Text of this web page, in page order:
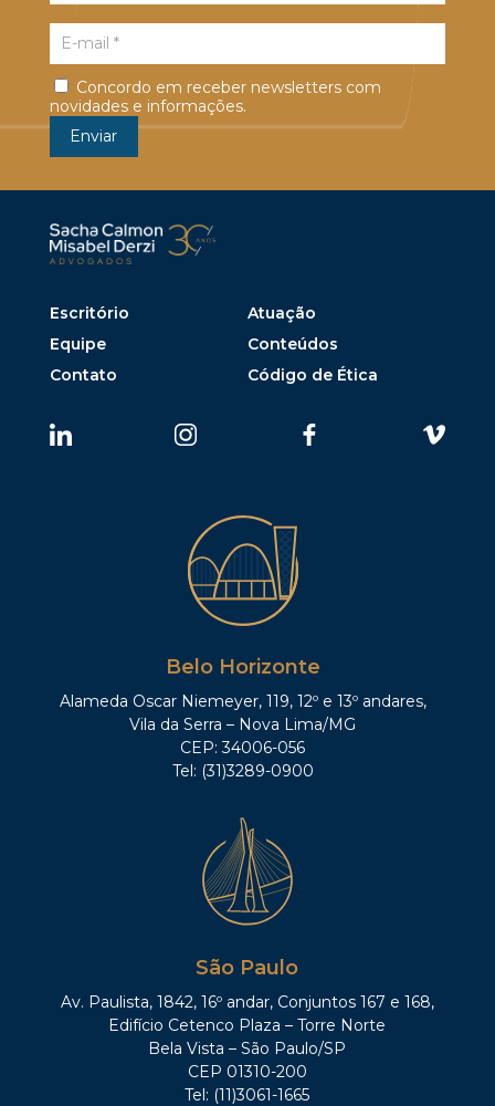
Concordo em receber newsletters com
novidades e informações.
Escritório
Atuação
Equipe
Conteúdos
Contato
Código de Ética
Belo Horizonte
Alameda Oscar Niemeyer, 119, 12º e 13º andares,
Vila da Serra – Nova Lima/MG
CEP: 34006-056
Tel: (31)3289-0900
São Paulo
Av. Paulista, 1842, 16º andar, Conjuntos 167 e 168,
Edifício Cetenco Plaza – Torre Norte
Bela Vista – São Paulo/SP
CEP 01310-200
Tel: (11)3061-1665